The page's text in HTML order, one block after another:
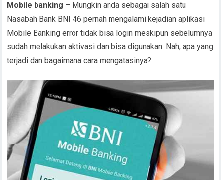
Mobile banking – Mungkin anda sebagai salah satu
Nasabah Bank BNI 46 pernah mengalami kejadian aplikasi
Mobile Banking error tidak bisa login meskipun sebelumnya
sudah melakukan aktivasi dan bisa digunakan. Nah, apa yang
terjadi dan bagaimana cara mengatasinya?